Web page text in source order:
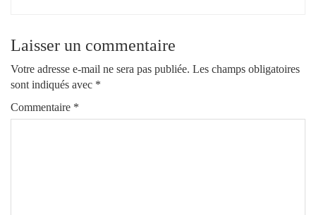
Laisser un commentaire
Votre adresse e-mail ne sera pas publiée. Les champs obligatoires
sont indiqués avec *
Commentaire *